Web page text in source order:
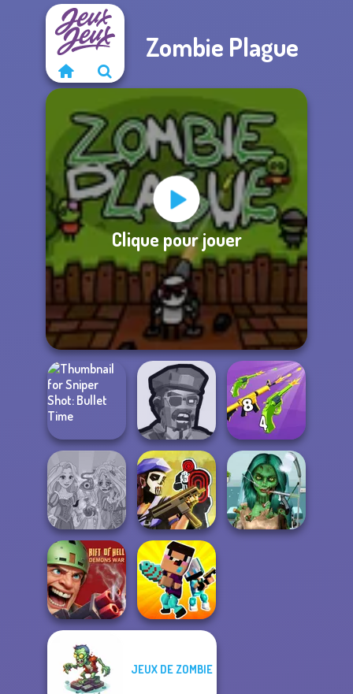
Zombie Plague
Clique pour jouer
Sniper Shot:
Bullet Time
Zombies
Shooter
Merge 2048 Gun
Rush
Rapunzel
Zombie Curse
Tom Clancy's
Shootout
Rift of Hell:
Demons War
Noob vs Pro
JEUX DE ZOMBIE